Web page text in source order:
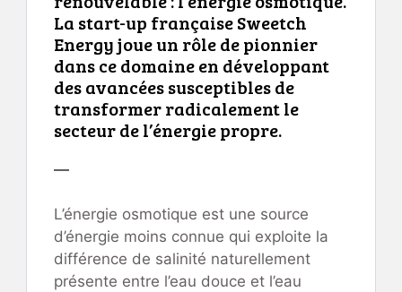
La start-up française Sweetch
Energy joue un rôle de pionnier
dans ce domaine en développant
des avancées susceptibles de
transformer radicalement le
secteur de l’énergie propre.
—
L’énergie osmotique est une source
d’énergie moins connue qui exploite la
différence de salinité naturellement
présente entre l’eau douce et l’eau